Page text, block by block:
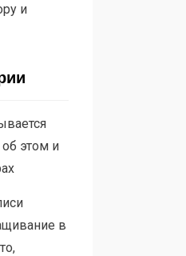
и
этом и
в